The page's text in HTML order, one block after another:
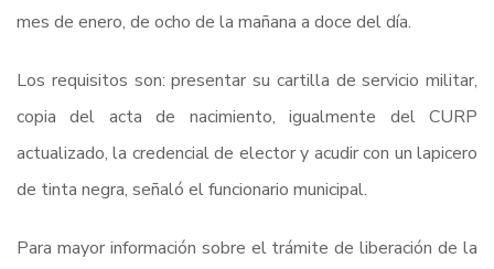
mes de enero, de ocho de la mañana a doce del día.
Los requisitos son: presentar su cartilla de servicio militar,
copia del acta de nacimiento, igualmente del CURP
actualizado, la credencial de elector y acudir con un lapicero
de tinta negra, señaló el funcionario municipal.
Para mayor información sobre el trámite de liberación de la